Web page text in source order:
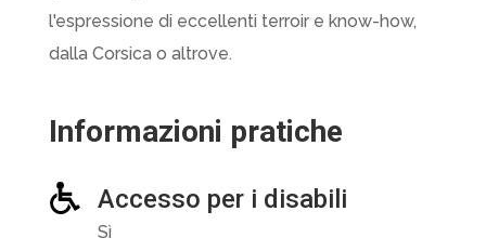
l'espressione di eccellenti terroir e know-how,
dalla Corsica o altrove.
Informazioni pratiche
Accesso per i disabili
Sì